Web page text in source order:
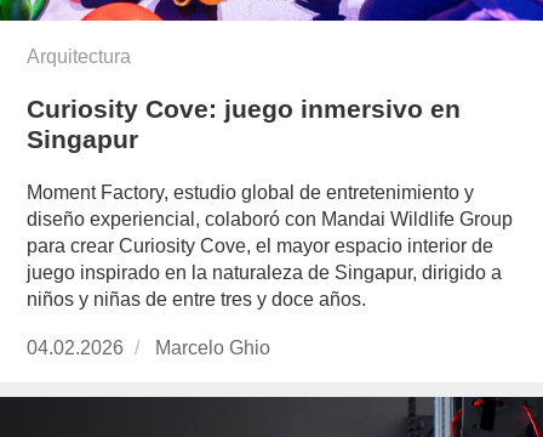
Arquitectura
Curiosity Cove: juego inmersivo en
Singapur
Moment Factory, estudio global de entretenimiento y
diseño experiencial, colaboró con Mandai Wildlife Group
para crear Curiosity Cove, el mayor espacio interior de
juego inspirado en la naturaleza de Singapur, dirigido a
niños y niñas de entre tres y doce años.
Publicado
04.02.2026
https://www.experimenta.es/author/marcelo-
Marcelo Ghio